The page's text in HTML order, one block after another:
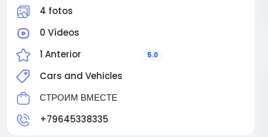
4 fotos
0 Vídeos
1 Anterior
5.0
Cars and Vehicles
СТРОИМ ВМЕСТЕ
+79645338335